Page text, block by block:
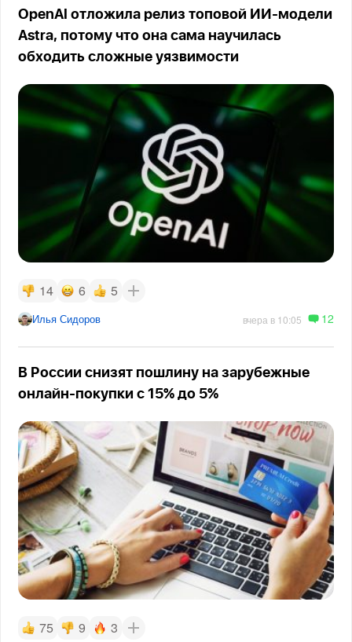
OpenAI отложила релиз топовой ИИ-модели
Astra, потому что она сама научилась
обходить сложные уязвимости
14 6 5
Илья Сидоров вчера в 10:05 12
В России снизят пошлину на зарубежные
онлайн-покупки с 15% до 5%
75 9 3